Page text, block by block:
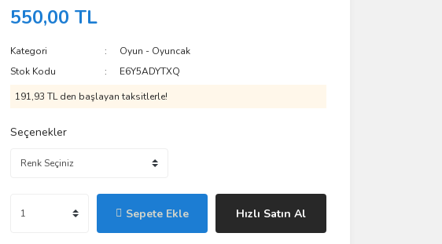
550,00 TL
Kategori
Oyun - Oyuncak
Stok Kodu
E6Y5ADYTXQ
191,93 TL den başlayan taksitlerle!
Seçenekler
Sepete Ekle Hızlı Satın Al